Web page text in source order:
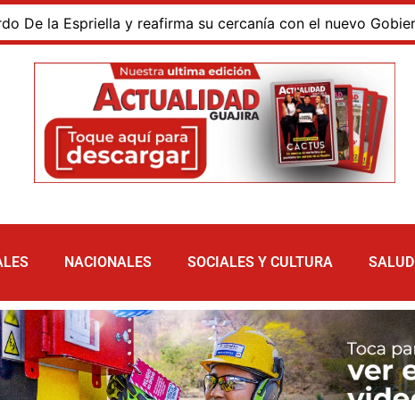
y reafirma su cercanía con el nuevo Gobierno
NACIONALES SOCIALES Y CULTURA SALUD